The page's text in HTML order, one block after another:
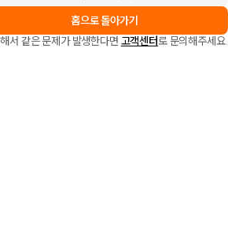
홈으로 돌아가기
서 같은 문제가 발생한다면 고객센터로 문의해주세요.